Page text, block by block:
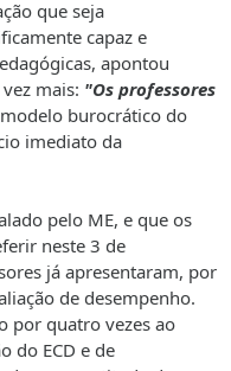
que seja
capaz e
apontou
mais: "Os professores
burocrático do
imediato da
pelo ME, e que os
neste 3 de
já apresentaram, por
de desempenho.
por quatro vezes ao
do ECD e de